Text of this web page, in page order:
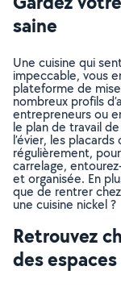
saine
Une cuisine qui
impeccable, vous
plateforme de
nombreux profils
entrepreneurs ou
le plan de travail
l’évier, les
régulièrement,
carrelage,
et organisée. En
que de rentrer
une cuisine nickel ?
Retrouvez
des